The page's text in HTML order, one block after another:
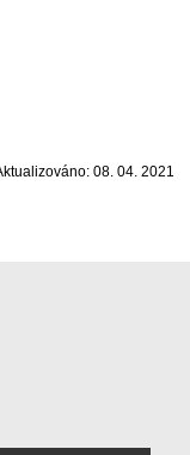
08. 04. 2021